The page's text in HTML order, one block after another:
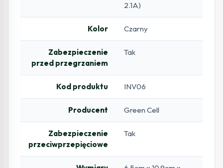
2.1A)
Kolor Czarny
Zabezpieczenie
przed przegrzaniem
Tak
Kod produktu INV06
Producent Green Cell
Zabezpieczenie
przeciwprzepięciowe
Tak